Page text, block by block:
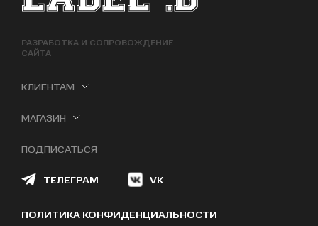
РАЗРАБОТКА И СОПРОВОЖДЕНИЕ
САЙТА
КЛИЕНТАМ
МАГАЗИН
ПОДПИСАТЬСЯ
ТЕЛЕГРАМ VK
ПОЛИТИКА КОНФИДЕНЦИАЛЬНОСТИ